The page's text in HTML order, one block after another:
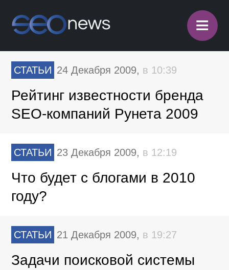
≡
СТАТЬИ 24 Декабря 2009, в 10:39
Рейтинг известности бренда
SEO-компаний Рунета 2009
СТАТЬИ 23 Декабря 2009, в 12:19
Что будет с блогами в 2010
году?
СТАТЬИ 21 Декабря 2009, в 19:27
Задачи поисковой системы